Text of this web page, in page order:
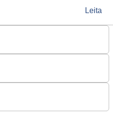
Leita